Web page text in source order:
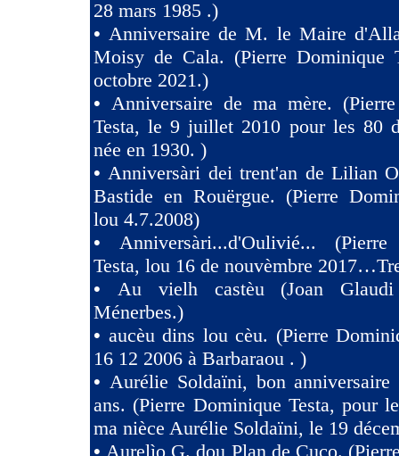
28 mars 1985 .)
•Anniversaire de M. le Maire
Moisy de Cala. (Pierre Dominique
octobre 2021.)
• Anniversaire de ma mère.
Testa, le 9 juillet 2010 pour les 80
née en 1930. )
•Anniversàri dei trent'an de Lilian
Bastide en Rouërgue. (Pierre
lou 4.7.2008)
• Anniversàri...d'Oulivié...
Testa, lou 16 de nouvèmbre
• Au vielh castèu (Joan
Ménerbes.)
• aucèu dins lou cèu. (Pierre
16 12 2006 à Barbaraou . )
• Aurélie Soldaïni, bon
ans. (Pierre Dominique Testa, pour
ma nièce Aurélie Soldaïni, le 19
• Aurelìo G. dou Plan de Cuco.